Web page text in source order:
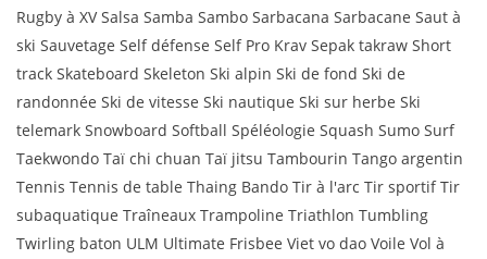
Rugby à XV Salsa Samba Sambo Sarbacana Sarbacane Saut à
ski Sauvetage Self défense Self Pro Krav Sepak takraw Short
track Skateboard Skeleton Ski alpin Ski de fond Ski de
randonnée Ski de vitesse Ski nautique Ski sur herbe Ski
telemark Snowboard Softball Spéléologie Squash Sumo Surf
Taekwondo Taï chi chuan Taï jitsu Tambourin Tango argentin
Tennis Tennis de table Thaing Bando Tir à l'arc Tir sportif Tir
subaquatique Traîneaux Trampoline Triathlon Tumbling
Twirling baton ULM Ultimate Frisbee Viet vo dao Voile Vol à